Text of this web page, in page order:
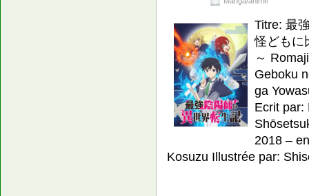
Titre: 最
怪どもに
～
Geboku
ga
Ecrit par:
2018 –
Kosuzu Illustrée par: